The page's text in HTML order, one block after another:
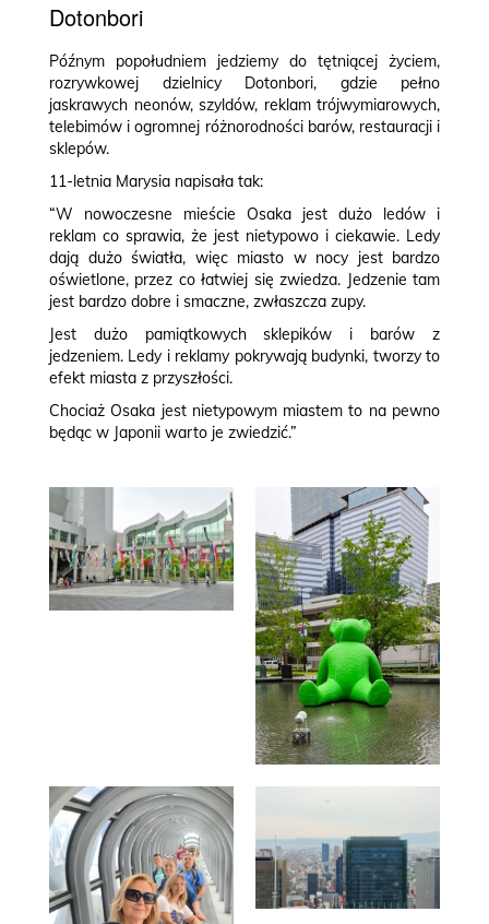
Dotonbori
Późnym popołudniem jedziemy do tętniącej życiem,
rozrywkowej dzielnicy Dotonbori, gdzie pełno
jaskrawych neonów, szyldów, reklam trójwymiarowych,
telebimów i ogromnej różnorodności barów, restauracji i
sklepów.
11-letnia Marysia napisała tak:
“W nowoczesne mieście Osaka jest dużo ledów i
reklam co sprawia, że jest nietypowo i ciekawie. Ledy
dają dużo światła, więc miasto w nocy jest bardzo
oświetlone, przez co łatwiej się zwiedza. Jedzenie tam
jest bardzo dobre i smaczne, zwłaszcza zupy.
Jest dużo pamiątkowych sklepików i barów z
jedzeniem. Ledy i reklamy pokrywają budynki, tworzy to
efekt miasta z przyszłości.
Chociaż Osaka jest nietypowym miastem to na pewno
będąc w Japonii warto je zwiedzić.”